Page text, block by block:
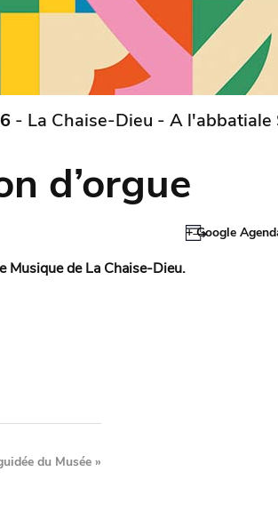
- La Chaise-Dieu - A l'abbatiale
d’orgue
Musique de La Chaise-Dieu.
+ Google
du Musée »